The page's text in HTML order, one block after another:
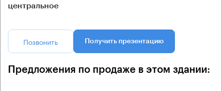
центральное
Позвонить Получить презентацию
Предложения по продаже в этом здании: